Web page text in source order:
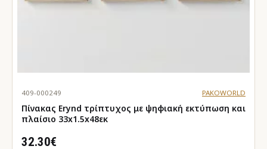
409-000249 PAKOWORLD
Πίνακας Erynd τρίπτυχος με ψηφιακή εκτύπωση και
πλαίσιο 33x1.5x48εκ
32.30€